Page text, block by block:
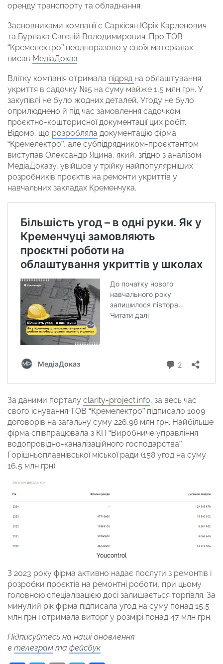
оренду транспорту та обладнання.
Засновниками компанії є Саркісян Юрік Карленович
та Бурлака Євгеній Володимирович. Про ТОВ
“Кремелектро” неодноразово у своїх матеріалах
писав МедіаДоказ.
Влітку компанія отримала підряд на облаштування
укриття в садочку №5 на суму майже 1,5 млн грн. У
закупівлі не було жодних деталей. Угоду не було
оприлюднено й під час замовлення садочком
проєктно-кошторисної документації цих робіт.
Відомо, що розробляла документацію фірма
“Кремелектро”, але субпідрядником-проєктантом
виступав Олександр Яцина, який, згідно з аналізом
МедіаДоказу, увійшов у трійку найпопулярніших
розробників проєктів на ремонти укриттів у
навчальних закладах Кременчука.
За даними порталу clarity-project.info, за весь час
свого існування ТОВ “Кремелектро” підписало 1009
договорів на загальну суму 226,98 млн грн. Найбільше
фірма співпрацювала з КП “Виробниче управління
водопровідно-каналізаційного господарства”
Горішньоплавнівської міської ради (158 угод на суму
16,5 млн грн).
Youcontrol
З 2023 року фірма активно надає послуги з ремонтів і
розробки проєктів на ремонтні роботи, при цьому
головною спеціалізацією досі залишається торгівля. За
минулий рік фірма підписала угод на суму понад 15,5
млн грн і отримала виторг у розмірі понад 47 млн грн.
Підписуйтесь на наші оновлення
в телеграм та фейсбук